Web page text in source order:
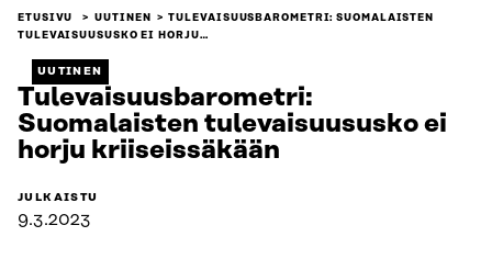
ETUSIVU UUTINEN
TULEVAISUUSBAROMETRI: SUOMALAISTEN
TULEVAISUUSUSKO EI HORJU…
UUTINEN
Tulevaisuusbarometri:
Suomalaisten tulevaisuususko ei
horju kriiseissäkään
JULKAISTU
9.3.2023